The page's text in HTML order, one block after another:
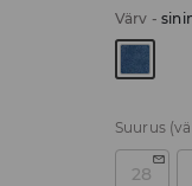
Värv -
Suurus
28